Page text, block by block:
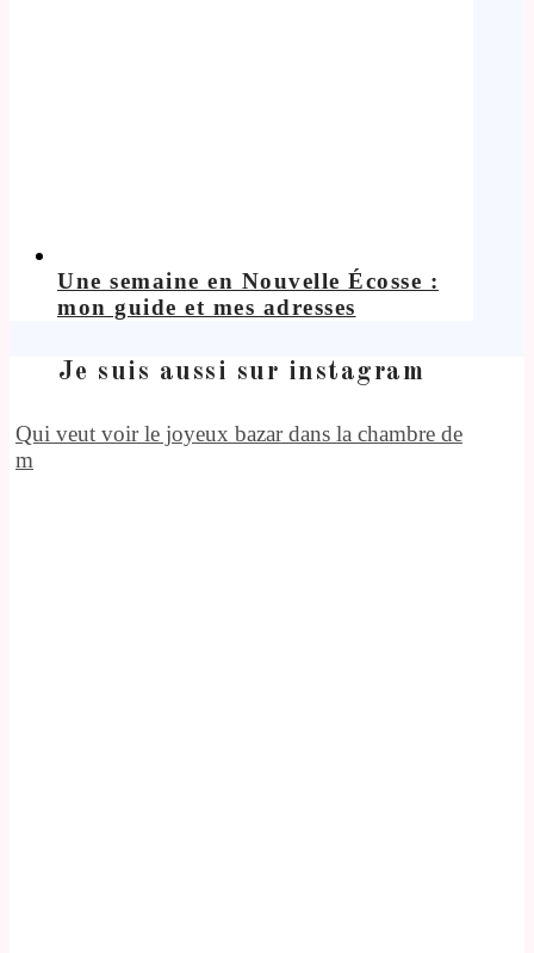
Une semaine en Nouvelle Écosse :
mon guide et mes adresses
Je suis aussi sur instagram
Qui veut voir le joyeux bazar dans la chambre de
m